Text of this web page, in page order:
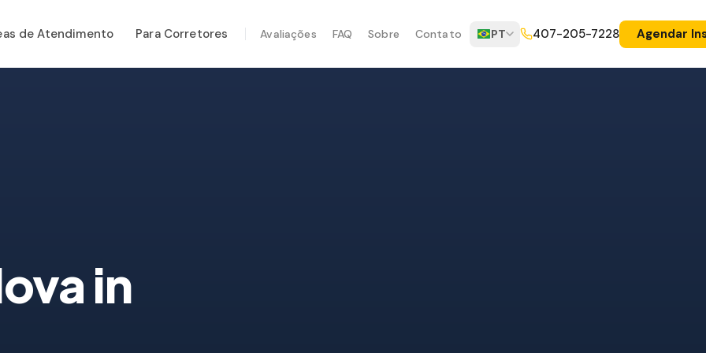
ESPECIALIZADOS
Pós-Furacão
de Atendimento Para Corretores Avaliações FAQ Sobre Contato PT 407-205-7228 Agendar
in